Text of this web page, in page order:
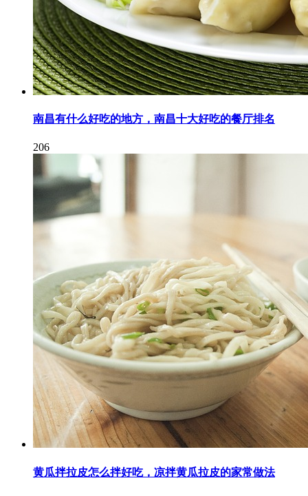
南昌有什么好吃的地方，南昌十大好吃的餐厅排名
206
黄瓜拌拉皮怎么拌好吃，凉拌黄瓜拉皮的家常做法